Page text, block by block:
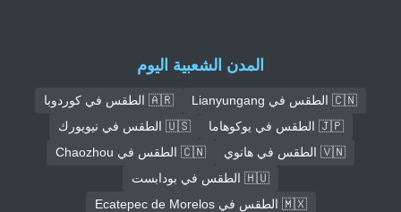
المدن الشعبية اليوم
🇨🇳 الطقس في Lianyungang
🇦🇷 الطقس في كوردوبا
🇯🇵 الطقس في يوكوهاما
🇺🇸 الطقس في نيويورك
🇻🇳 الطقس في هانوي
🇨🇳 الطقس في Chaozhou
🇭🇺 الطقس في بودابست
🇲🇽 الطقس في Ecatepec de Morelos